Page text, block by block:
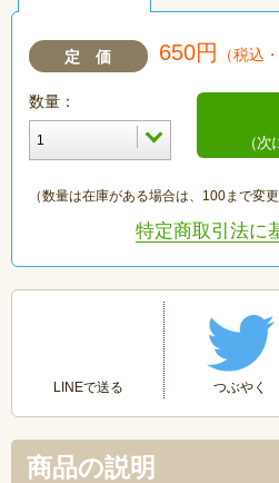
定 価 650円 （税込
数量：
（
（数量は在庫がある場合は、100まで変
特定商取引法に
LINEで送る つぶやく
商品の説明